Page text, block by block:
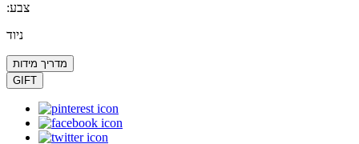
:צבע
ניוד
מדריך מידות
GIFT